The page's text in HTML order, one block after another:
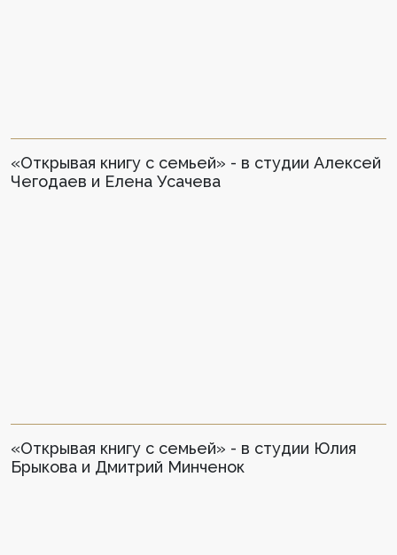
«Открывая книгу с семьей» - в студии Алексей
Чегодаев и Елена Усачева
«Открывая книгу с семьей» - в студии Юлия
Брыкова и Дмитрий Минченок